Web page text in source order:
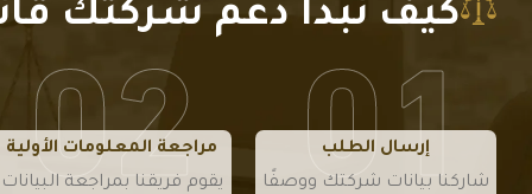
تنفيذها.
تنفيذها.
ل معها
مبكرًا.
ل معها
مبكرًا.
كيف نبدأ دعم شركتك
إرسال الطلب
شاركنا بيانات شركتك ووصفًا
مراجعة المعلومات الأولية
يقوم فريقنا بمراجعة البيانات